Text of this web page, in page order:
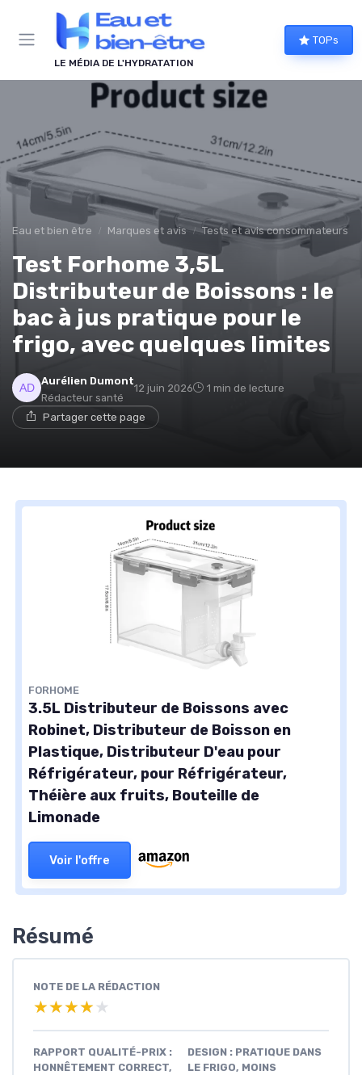
LE MÉDIA DE L'HYDRATATION
TOPs
Eau et bien être Marques et avis Tests et avis consommateurs
Test Forhome 3,5L
Distributeur de Boissons : le
bac à jus pratique pour le
frigo, avec quelques limites
Aurélien Dumont
Rédacteur santé
12 juin 2026 1 min de lecture
Partager cette page
FORHOME
3.5L Distributeur de Boissons avec
Robinet, Distributeur de Boisson en
Plastique, Distributeur D'eau pour
Réfrigérateur, pour Réfrigérateur,
Théière aux fruits, Bouteille de
Limonade
Voir l'offre
Résumé
NOTE DE LA RÉDACTION
★★★★★
★★★★★
RAPPORT QUALITÉ-PRIX :
HONNÊTEMENT CORRECT,
DESIGN : PRATIQUE DANS
LE FRIGO, MOINS
Panneau de gestion des cookies